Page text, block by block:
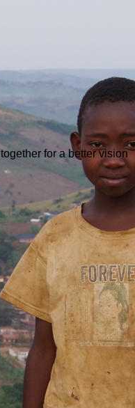
together for a better vision